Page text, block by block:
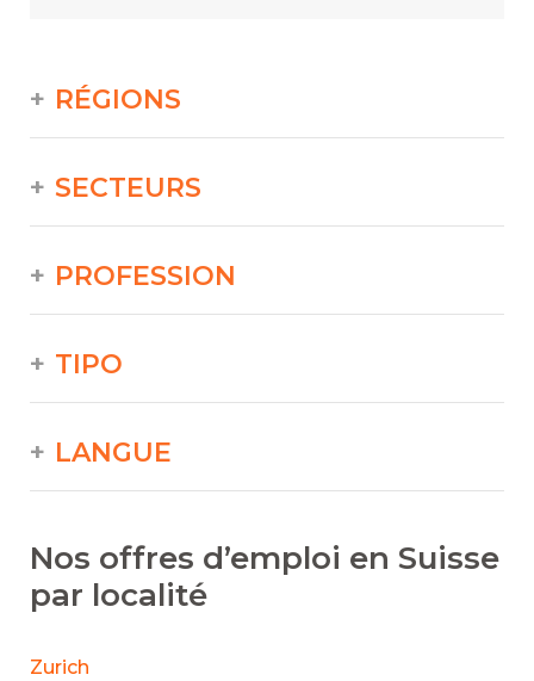
RÉGIONS
SECTEURS
PROFESSION
TIPO
LANGUE
Nos offres d’emploi en Suisse
par localité
Zurich